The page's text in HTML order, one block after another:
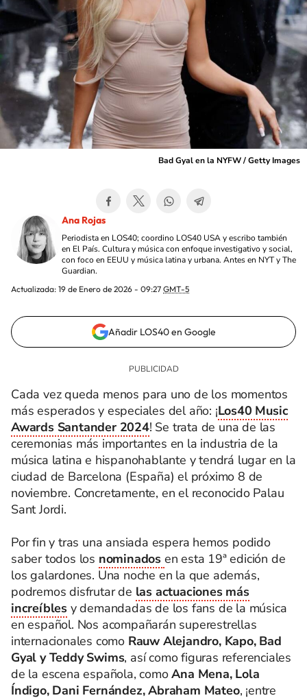
Bad Gyal en la NYFW / Getty Images
Ana Rojas
Periodista en LOS40; coordino LOS40 USA y escribo también
en El País. Cultura y música con enfoque investigativo y social,
con foco en EEUU y música latina y urbana. Antes en NYT y The
Guardian.
Actualizada: 19 de Enero de 2026 - 09:27 GMT-5
Añadir LOS40 en Google
Cada vez queda menos para uno de los momentos
más esperados y especiales del año: ¡Los40 Music
Awards Santander 2024! Se trata de una de las
ceremonias más importantes en la industria de la
música latina e hispanohablante y tendrá lugar en la
ciudad de Barcelona (España) el próximo 8 de
noviembre. Concretamente, en el reconocido Palau
Sant Jordi.
Por fin y tras una ansiada espera hemos podido
saber todos los nominados en esta 19ª edición de
los galardones. Una noche en la que además,
podremos disfrutar de las actuaciones más
increíbles y demandadas de los fans de la música
en español. Nos acompañarán superestrellas
internacionales como Rauw Alejandro, Kapo, Bad
Gyal y Teddy Swims, así como figuras referenciales
de la escena española, comoAna Mena, Lola
Índigo, Dani Fernández, Abraham Mateo, ¡entre